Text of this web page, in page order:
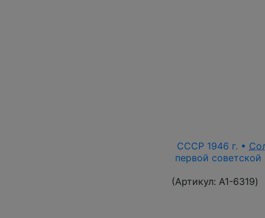
СССР 1946 г. •
первой
(Артикул: A1-6319)